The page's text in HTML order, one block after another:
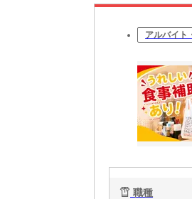
アルバイト
職種